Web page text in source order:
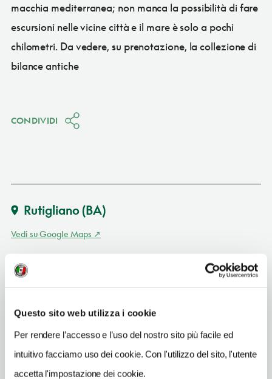
Questo sito web utilizza i cookie
Per rendere l’accesso e l’uso del nostro sito più facile ed
intuitivo facciamo uso dei cookie. Con l'utilizzo del sito, l'utente
accetta l'impostazione dei cookie.
macchia mediterranea; non manca la possibilità di fare
escursioni nelle vicine città e il mare è solo a pochi
chilometri. Da vedere, su prenotazione, la collezione di
bilance antiche
CONDIVIDI
Rutigliano(BA)
Vedi su Google Maps
INDIRIZZO
SP 84 Rutigliano-Adelfia al km 8,7 - 70018
Puglia IT
SITO WEB
www.lamasangiorgio.it
INDIRIZZO EMAIL